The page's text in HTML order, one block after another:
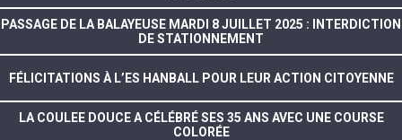
PASSAGE DE LA BALAYEUSE MARDI 8 JUILLET 2025 : INTERDICTION
DE STATIONNEMENT
FÉLICITATIONS À L’ES HANBALL POUR LEUR ACTION CITOYENNE
LA COULEE DOUCE A CÉLÉBRÉ SES 35 ANS AVEC UNE COURSE
COLORÉE